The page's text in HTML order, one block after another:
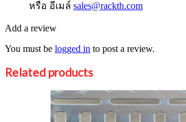
หรือ อีเมล์ sales@rackth.com
Add a review
You must be logged in to post a review.
Related products